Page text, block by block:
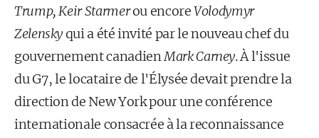
Trump, Keir Starmerou encoreVolodymyr
Zelenskyqui a été invité par le nouveau chef du
gouvernement canadienMark Carney. À l'issue
du G7, le locataire de l'Élysée devait prendre la
direction de New York pour une conférence
internationale consacrée à la reconnaissance